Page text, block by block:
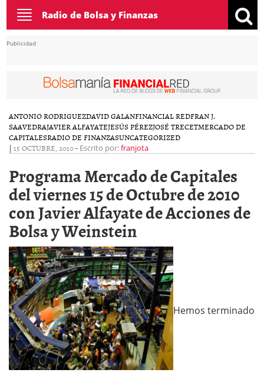
Toggle
navigation
Radio de Bolsa y Finanzas
Publicidad
ANTONIO RODRIGUEZDAVID GALANFINANCIAL REDFRAN J.
SAAVEDRAJAVIER ALFAYATEJESÚS PÉREZJOSÉ TRECETMERCADO DE
CAPITALESRADIO DE FINANZASUNCATEGORIZED
| 15 OCTUBRE, 2010- Escrito por:franjota
Programa Mercado de Capitales
del viernes 15 de Octubre de 2010
con Javier Alfayate de Acciones de
Bolsa y Weinstein
Hemos terminado